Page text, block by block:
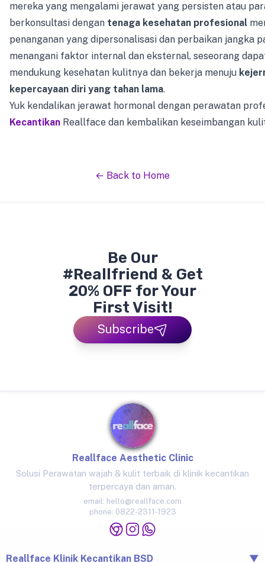
mereka yang mengalami jerawat yang persisten atau
berkonsultasi dengan tenaga kesehatan profesional
penanganan yang dipersonalisasi dan perbaikan jangka
menangani faktor internal dan eksternal, seseorang
mendukung kesehatan kulitnya dan bekerja menuju
kepercayaan diri yang tahan lama.
Yuk kendalikan jerawat hormonal dengan perawatan
Kecantikan Reallface dan kembalikan keseimbangan
← Back to Home
Be Our
#Reallfriend & Get
20% OFF for Your
First Visit!
Subscribe
Reallface Aesthetic Clinic
Solusi Perawatan wajah & kulit terbaik di klinik kecantikan
terpercaya dan aman.
email: hello@reallface.com
phone: 0822-2311-1923
Reallface Klinik Kecantikan BSD ▼